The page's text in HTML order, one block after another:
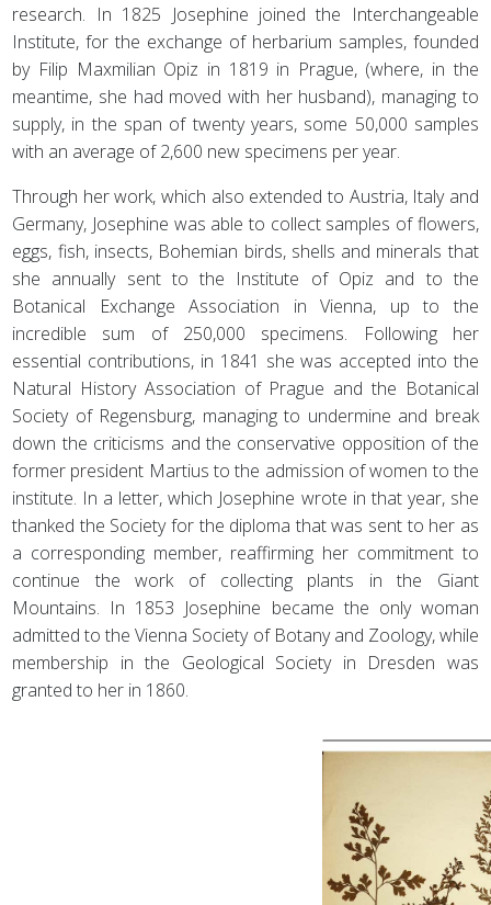
research. In 1825 Josephine joined the Interchangeable
Institute, for the exchange of herbarium samples, founded
by Filip Maxmilian Opiz in 1819 in Prague, (where, in the
meantime, she had moved with her husband), managing to
supply, in the span of twenty years, some 50,000 samples
with an average of 2,600 new specimens per year.
Through her work, which also extended to Austria, Italy and
Germany, Josephine was able to collect samples of flowers,
eggs, fish, insects, Bohemian birds, shells and minerals that
she annually sent to the Institute of Opiz and to the
Botanical Exchange Association in Vienna, up to the
incredible sum of 250,000 specimens. Following her
essential contributions, in 1841 she was accepted into the
Natural History Association of Prague and the Botanical
Society of Regensburg, managing to undermine and break
down the criticisms and the conservative opposition of the
former president Martius to the admission of women to the
institute. In a letter, which Josephine wrote in that year, she
thanked the Society for the diploma that was sent to her as
a corresponding member, reaffirming her commitment to
continue the work of collecting plants in the Giant
Mountains. In 1853 Josephine became the only woman
admitted to the Vienna Society of Botany and Zoology, while
membership in the Geological Society in Dresden was
granted to her in 1860.